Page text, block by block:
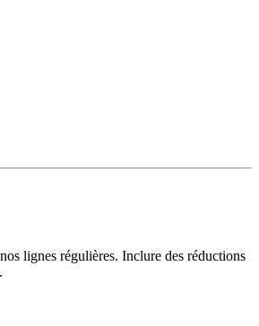
lignes régulières. Inclure des réductions